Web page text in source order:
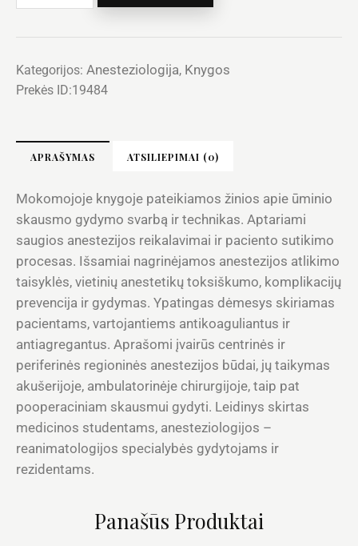
Kategorijos: Anesteziologija, Knygos
Prekės ID:19484
APRAŠYMAS ATSILIEPIMAI (0)
Mokomojoje knygoje pateikiamos žinios apie ūminio
skausmo gydymo svarbą ir technikas. Aptariami
saugios anestezijos reikalavimai ir paciento sutikimo
procesas. Išsamiai nagrinėjamos anestezijos atlikimo
taisyklės, vietinių anestetikų toksiškumo, komplikacijų
prevencija ir gydymas. Ypatingas dėmesys skiriamas
pacientams, vartojantiems antikoaguliantus ir
antiagregantus. Aprašomi įvairūs centrinės ir
periferinės regioninės anestezijos būdai, jų taikymas
akušerijoje, ambulatorinėje chirurgijoje, taip pat
pooperaciniam skausmui gydyti. Leidinys skirtas
medicinos studentams, anesteziologijos –
reanimatologijos specialybės gydytojams ir
rezidentams.
Panašūs Produktai